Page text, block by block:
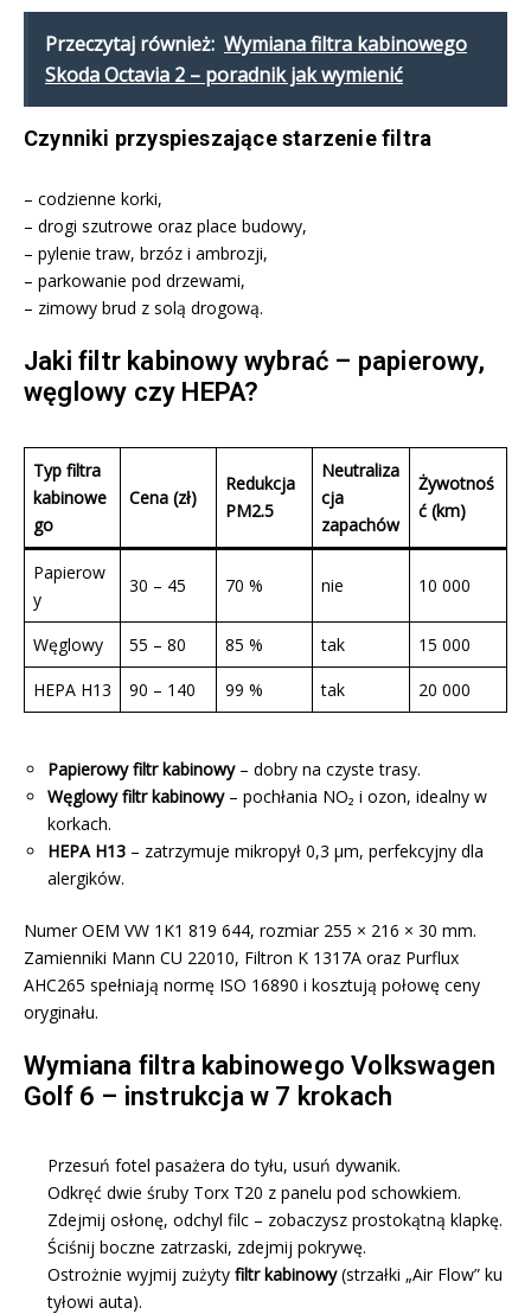
Przeczytaj również: Wymiana filtra kabinowego
Skoda Octavia 2 – poradnik jak wymienić
Czynniki przyspieszające starzenie filtra
– codzienne korki,
– drogi szutrowe oraz place budowy,
– pylenie traw, brzóz i ambrozji,
– parkowanie pod drzewami,
– zimowy brud z solą drogową.
Jaki filtr kabinowy wybrać – papierowy,
węglowy czy HEPA?
Typ filtra
kabinowe
go
Cena (zł)
Redukcja
PM2.5
Neutraliza
cja
zapachów
Żywotnoś
ć (km)
Papierow
y
30 – 45 70 % nie 10 000
Węglowy 55 – 80 85 % tak
15 000
HEPA H13
90 – 140 99 % tak 20 000
Papierowy filtr kabinowy– dobry na czyste trasy.
Węglowy filtr kabinowy– pochłania NO₂ i ozon, idealny w
korkach.
HEPA H13 – zatrzymuje mikropył 0,3 µm, perfekcyjny dla
alergików.
Numer OEM VW 1K1 819 644, rozmiar 255 × 216 × 30 mm.
Zamienniki Mann CU 22010, Filtron K 1317A oraz Purflux
AHC265 spełniają normę ISO 16890 i kosztują połowę ceny
oryginału.
Wymiana filtra kabinowego Volkswagen
Golf 6 – instrukcja w 7 krokach
Przesuń fotel pasażera do tyłu, usuń dywanik.
Odkręć dwie śruby Torx T20 z panelu pod schowkiem.
Zdejmij osłonę, odchyl filc – zobaczysz prostokątną klapkę.
Ściśnij boczne zatrzaski, zdejmij pokrywę.
Ostrożnie wyjmij zużyty filtr kabinowy(strzałki „Air Flow” ku
tyłowi auta).